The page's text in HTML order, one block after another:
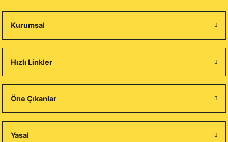
Kurumsal
Hızlı Linkler
Öne Çıkanlar
Yasal